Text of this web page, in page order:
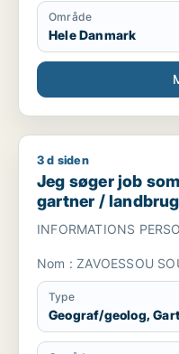
and reliable.
Område
Hele Danmark
Jeg søger job som
3 d siden
Jeg søger job
gartner / landbrug
INFORMATIONS
Nom : ZAVOESSOU
Date de naissance : 17
Nationalité : Béninoise
Type
Geograf/geolog,